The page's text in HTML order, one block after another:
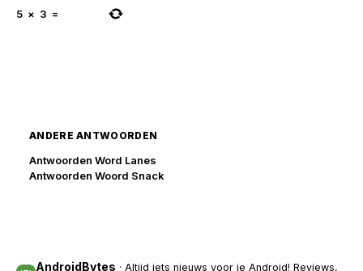
5 × 3 =
ANDERE ANTWOORDEN
Antwoorden Word Lanes
Antwoorden Woord Snack
AndroidBytes · Altijd iets nieuws voor je Android! Reviews,